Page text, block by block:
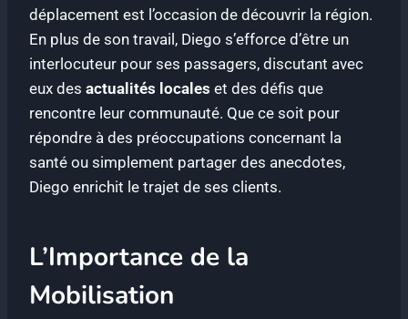
déplacement est l’occasion de découvrir la région.
En plus de son travail, Diego s’efforce d’être un
interlocuteur pour ses passagers, discutant avec
eux des actualités locales et des défis que
rencontre leur communauté. Que ce soit pour
répondre à des préoccupations concernant la
santé ou simplement partager des anecdotes,
Diego enrichit le trajet de ses clients.
L’Importance de la
Mobilisation